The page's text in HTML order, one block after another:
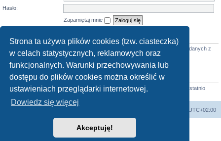
Strona ta używa plików cookies (tzw. ciasteczka)
w celach statystycznych, reklamowych oraz
funkcjonalnych. Warunki przechowywania lub
dostępu do plików cookies można określić w
ustawieniach przeglądarki internetowej.
Dowiedz się więcej
Akceptuję!
Hasło:
Zapamiętaj mnie
KTO JEST ONLINE
użytkowników online :: 2 zarejestrowanych, 0 ukrytych i 24 gości (wg danych z
ostatnich 5 minut)
Najwięcej użytkowników (
3712) było online 07 mar 2026 22:02
STATYSTYKI
Liczba postów:58683• Liczba tematów:855• Liczba użytkowników:
• Ostatnio
zarejestrowany użytkownik:
Horst
UTC+02:00
Technologię dostarczaphpBB® Forum Software © phpBB Limited
Polski pakiet językowy dostarcza